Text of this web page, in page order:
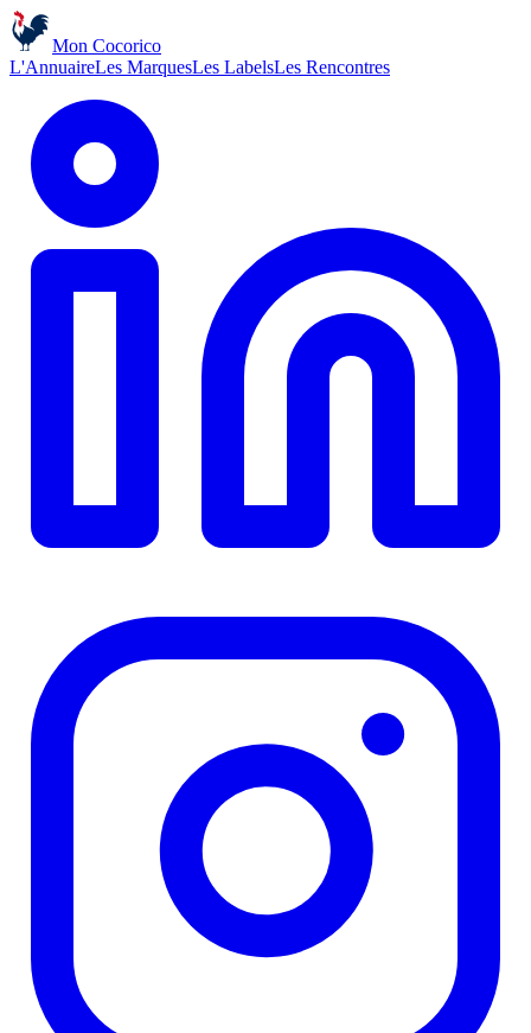
Mon Cocorico
L'AnnuaireLes MarquesLes LabelsLes Rencontres